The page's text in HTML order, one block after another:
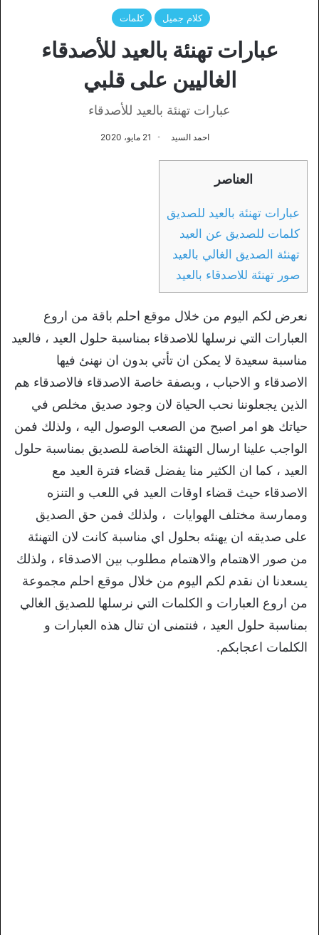
كلام جميل كلمات
عبارات تهنئة بالعيد للأصدقاء
الغاليين على قلبي
عبارات تهنئة بالعيد للأصدقاء
احمد السيد 21 مايو، 2020
العناصر
عبارات تهنئة بالعيد للصديق
كلمات للصديق عن العيد
تهنئة الصديق الغالي بالعيد
صور تهنئة للاصدقاء بالعيد
نعرض لكم اليوم من خلال موقع احلم باقة من اروع
العبارات التي نرسلها للاصدقاء بمناسبة حلول العيد ، فالعيد
مناسبة سعيدة لا يمكن ان تأتي بدون ان نهنئ فيها
الاصدقاء و الاحباب ، وبصفة خاصة الاصدقاء فالاصدقاء هم
الذين يجعلوننا نحب الحياة لان وجود صديق مخلص في
حياتك هو امر اصبح من الصعب الوصول اليه ، ولذلك فمن
الواجب علينا ارسال التهنئة الخاصة للصديق بمناسبة حلول
العيد ، كما ان الكثير منا يفضل قضاء فترة العيد مع
الاصدقاء حيث قضاء اوقات العيد في اللعب و التنزه
وممارسة مختلف الهوايات ، ولذلك فمن حق الصديق
على صديقه ان يهنئه بحلول اي مناسبة كانت لان التهنئة
من صور الاهتمام والاهتمام مطلوب بين الاصدقاء ، ولذلك
يسعدنا ان نقدم لكم اليوم من خلال موقع احلم مجموعة
من اروع العبارات و الكلمات التي نرسلها للصديق الغالي
بمناسبة حلول العيد ، فنتمنى ان تنال هذه العبارات و
الكلمات اعجابكم.